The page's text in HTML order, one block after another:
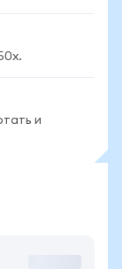
и